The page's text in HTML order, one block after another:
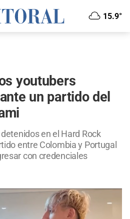
15.9°
youtubers
un partido del
en el Hard Rock
entre Colombia y Portugal
con credenciales